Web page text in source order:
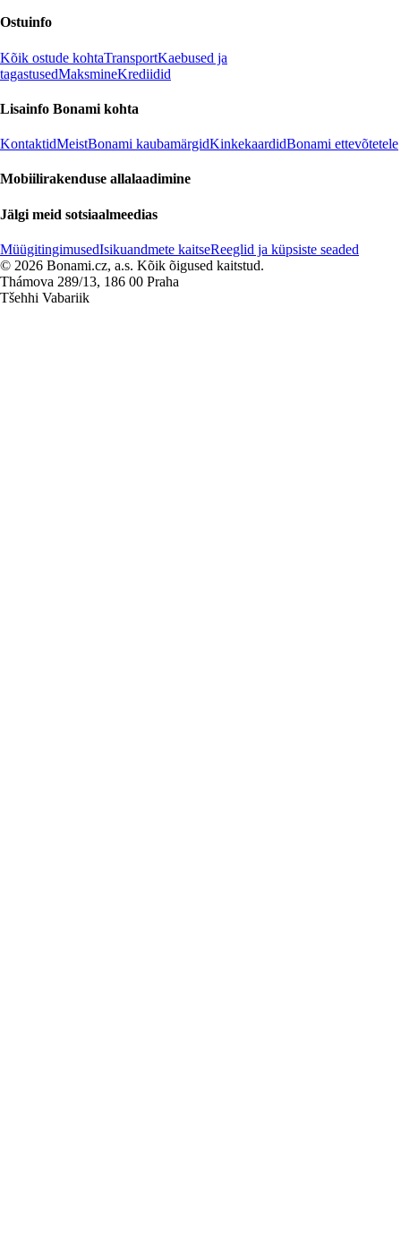
Ostuinfo
Kõik ostude kohtaTransportKaebused ja
tagastusedMaksmineKrediidid
Lisainfo Bonami kohta
KontaktidMeistBonami kaubamärgidKinkekaardidBonami ettevõtetele
Mobiilirakenduse allalaadimine
Jälgi meid sotsiaalmeedias
MüügitingimusedIsikuandmete kaitseReeglid ja küpsiste seaded
© 2026 Bonami.cz, a.s. Kõik õigused kaitstud.
Thámova 289/13, 186 00 Praha
Tšehhi Vabariik